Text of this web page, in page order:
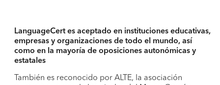
LanguageCert es aceptado en instituciones educativas,
empresas y organizaciones de todo el mundo, así
como en la mayoría de oposiciones autonómicas y
estatales
También es reconocido por ALTE, la asociación